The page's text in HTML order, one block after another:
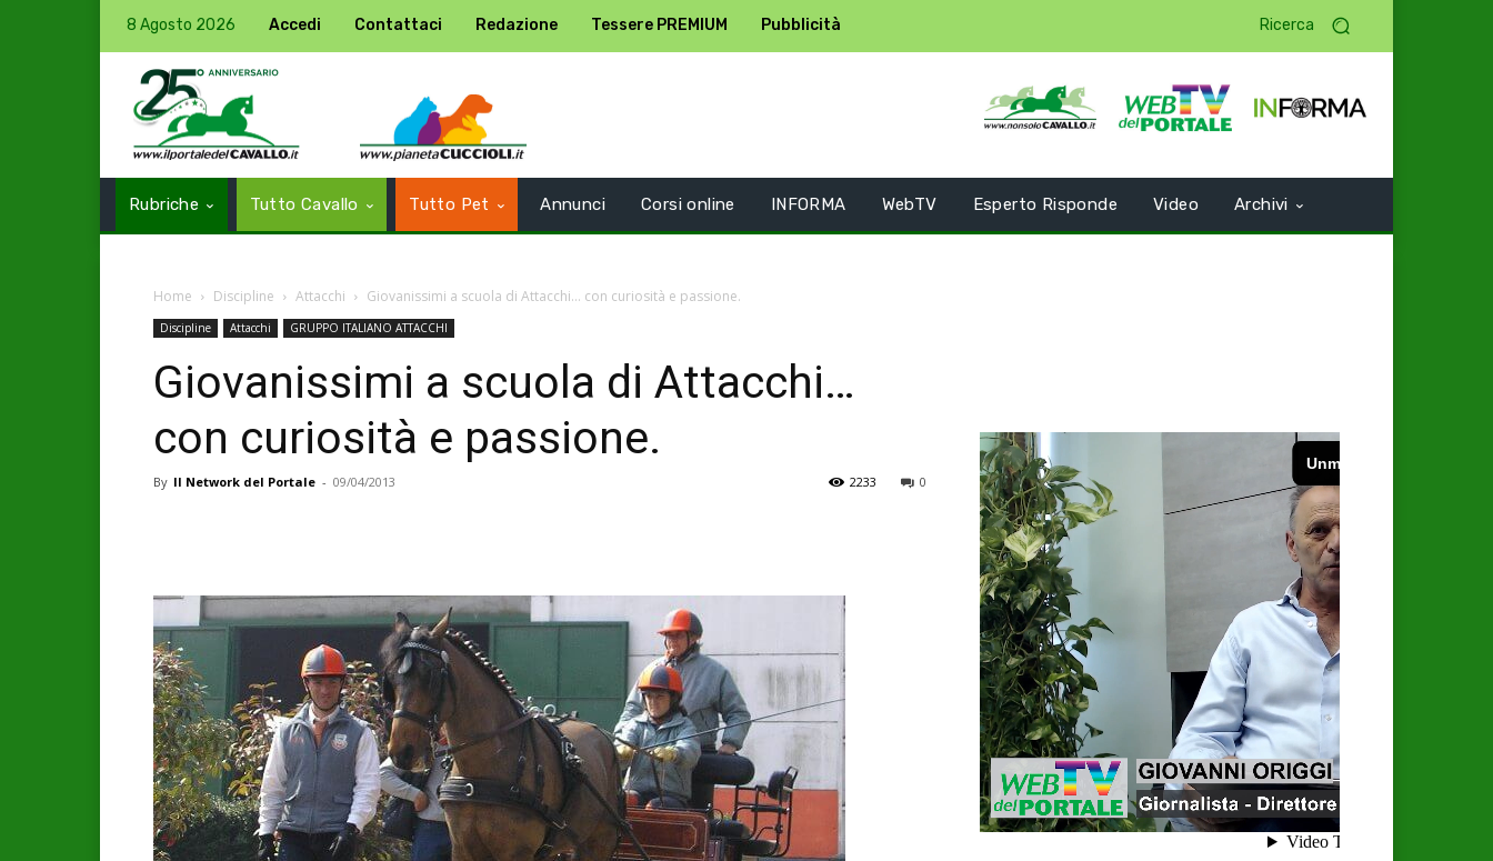
8 Agosto 2026 Accedi Contattaci Redazione Tessere PREMIUM Pubblicità Ricerca
Rubriche Tutto Cavallo Tutto Pet Annunci Corsi online INFORMA WebTV Esperto Risponde Video Archivi
Home Discipline Attacchi Giovanissimi a scuola di Attacchi… con curiosità e passione.
Discipline Attacchi GRUPPO ITALIANO ATTACCHI
Giovanissimi a scuola di Attacchi…
con curiosità e passione.
By Il Network del Portale - 09/04/2013 0
2233